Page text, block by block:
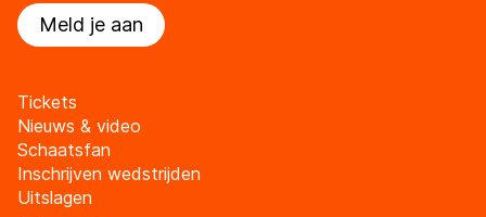
Meld je aan
Tickets
Nieuws & video
Schaatsfan
Inschrijven wedstrijden
Uitslagen